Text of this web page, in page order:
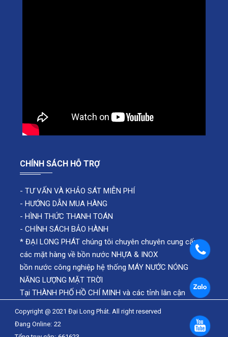
CHÍNH SÁCH HỖ TRỢ
- TƯ VẤN VÀ KHẢO SÁT MIỄN PHÍ
- HƯỚNG DẪN MUA HÀNG
- HÌNH THỨC THANH TOÁN
- CHÍNH SÁCH BẢO HÀNH
* ĐẠI LONG PHÁT chúng tôi chuyên chuyên cung cấp
các mặt hàng về bồn nước NHỰA & INOX
bồn nước công nghiệp hệ thống MÁY NƯỚC NÓNG
NĂNG LƯỢNG MẶT TRỜI
Tại THÀNH PHỐ HỒ CHÍ MINH và các tỉnh lân cận
Copyright @ 2021 Đại Long Phát. All right reserved
Đang Online: 22